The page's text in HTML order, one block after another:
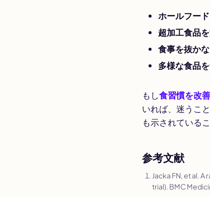
ホールフー
超加工食品
食事を抜か
多様な食品
もし食習慣を改
いれば、迷うこ
も示されている
参考文献
Jacka FN, et al.
trial). BMC